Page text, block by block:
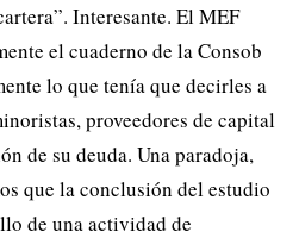
Interesante. El MEF
el cuaderno de la Consob
lo que tenía que decirles a
proveedores de capital
de su deuda. Una paradoja,
que la conclusión del estudio
de una actividad de